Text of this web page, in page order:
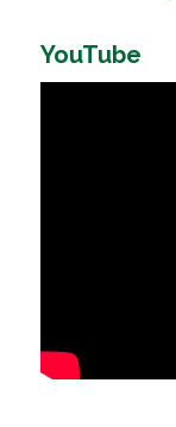
YouTube